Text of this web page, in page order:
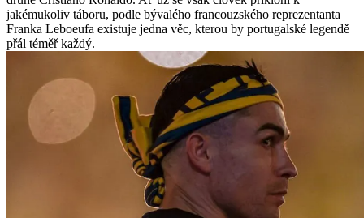
jakémukoliv táboru, podle bývalého francouzského reprezentanta
Franka Leboeufa existuje jedna věc, kterou by portugalské legendě
přál téměř každý.